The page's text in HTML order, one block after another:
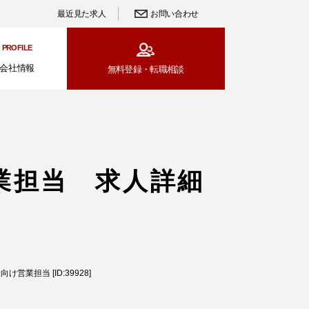
最近見た求人 お問い合わせ
PROFILE
会社情報 無料登録・転職相談
担当 求人詳細
け営業担当 [ID:39928]